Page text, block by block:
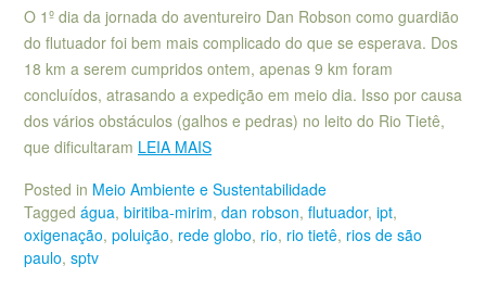
O 1º dia da jornada do aventureiro Dan Robson como guardião
do flutuador foi bem mais complicado do que se esperava. Dos
18 km a serem cumpridos ontem, apenas 9 km foram
concluídos, atrasando a expedição em meio dia. Isso por causa
dos vários obstáculos (galhos e pedras) no leito do Rio Tietê,
que dificultaram LEIA MAIS
Posted in Meio Ambiente e Sustentabilidade
Tagged água, biritiba-mirim, dan robson, flutuador, ipt,
oxigenação, poluição, rede globo, rio, rio tietê, rios de são
paulo, sptv